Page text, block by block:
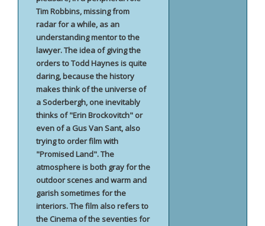
Tim Robbins, missing from
radar for a while, as an
understanding mentor to the
lawyer. The idea of ​​giving the
orders to Todd Haynes is quite
daring, because the history
makes think of the universe of
a Soderbergh, one inevitably
thinks of "Erin Brockovitch" or
even of a Gus Van Sant, also
trying to order film with
"Promised Land". The
atmosphere is both gray for the
outdoor scenes and warm and
garish sometimes for the
interiors. The film also refers to
the Cinema of the seventies for